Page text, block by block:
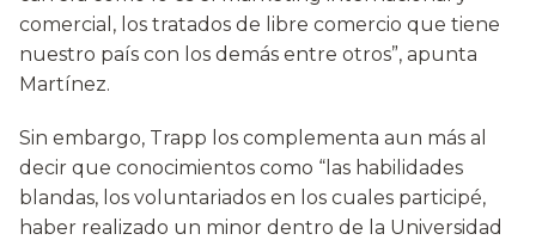
comercial, los tratados de libre comercio que tiene
nuestro país con los demás entre otros”, apunta
Martínez.
Sin embargo, Trapp los complementa aun más al
decir que conocimientos como “las habilidades
blandas, los voluntariados en los cuales participé,
haber realizado un minor dentro de la Universidad